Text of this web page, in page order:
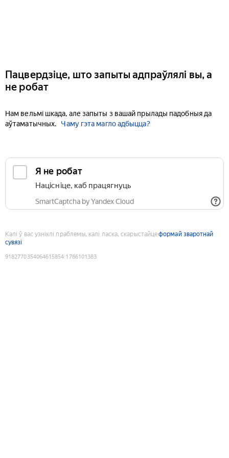
Пацвердзіце, што запыты адпраўлялі вы, а
не робат
Нам вельмі шкада, але запыты з вашай прылады падобныя да
аўтаматычных.
Чаму гэта магло адбыцца?
Я не робат
Націсніце, каб працягнуць
SmartCaptcha by Yandex Cloud
Калі ў вас узніклі праблемы, калі ласка, скарыстайцеформай зваротнай
сувязі
9182770354064615854:1786101383